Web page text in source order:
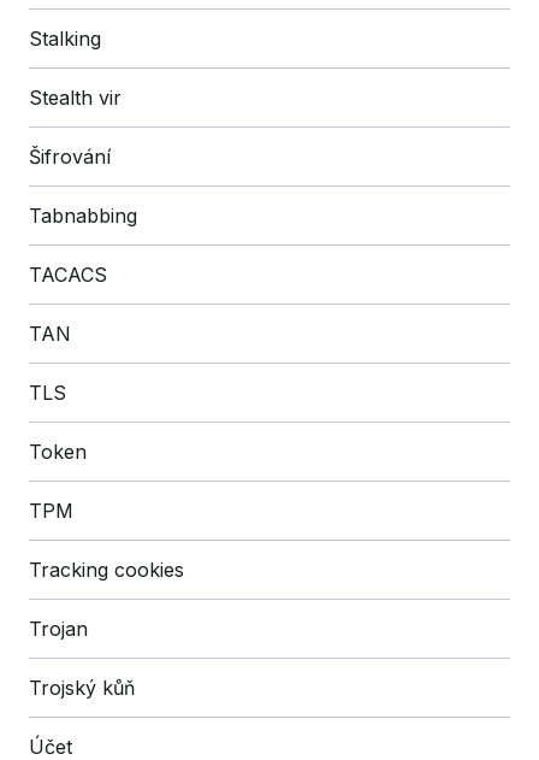
Stalking
Stealth vir
Šifrování
Tabnabbing
TACACS
TAN
TLS
Token
TPM
Tracking cookies
Trojan
Trojský kůň
Účet